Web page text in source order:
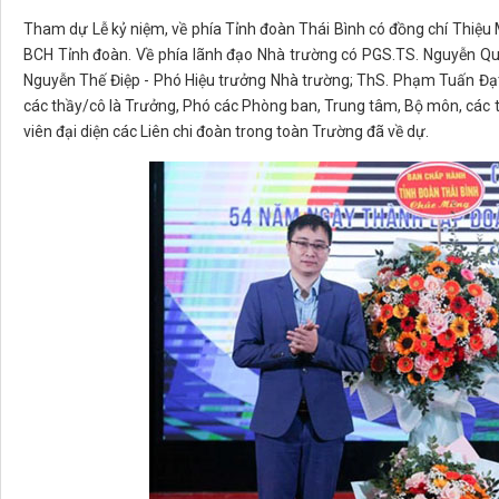
Tham dự Lễ kỷ niệm, về phía Tỉnh đoàn Thái Bình có đồng chí
BCH Tỉnh đoàn. Về phía lãnh đạo Nhà trường có PGS.TS. Nguyễn
Nguyễn Thế Điệp - Phó Hiệu trưởng Nhà trường; ThS. Phạm Tuấn
các thầy/cô là Trưởng, Phó các Phòng ban, Trung tâm, Bộ môn,
viên đại diện các Liên chi đoàn trong toàn Trường đã về dự.